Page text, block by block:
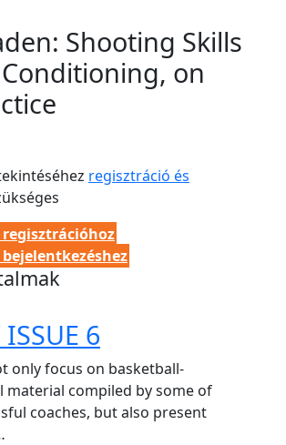
Shooting Skills
on
regisztráció és
regisztrációhoz
bejelentkezéshez
6
only focus on basketball-
material compiled by some of
coaches, but also present